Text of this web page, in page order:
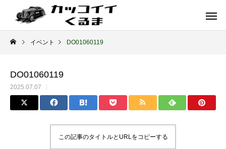
イベント DO01060119
DO01060119
2025.07.07
この記事のタイトルとURLをコピーする